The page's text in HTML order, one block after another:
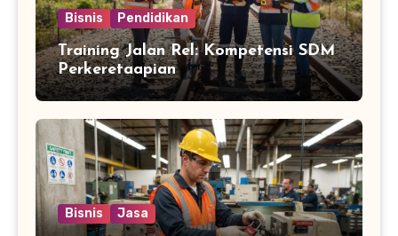
Bisnis Pendidikan
Training Jalan Rel: Kompetensi SDM
Perkeretaapian
Bisnis Jasa